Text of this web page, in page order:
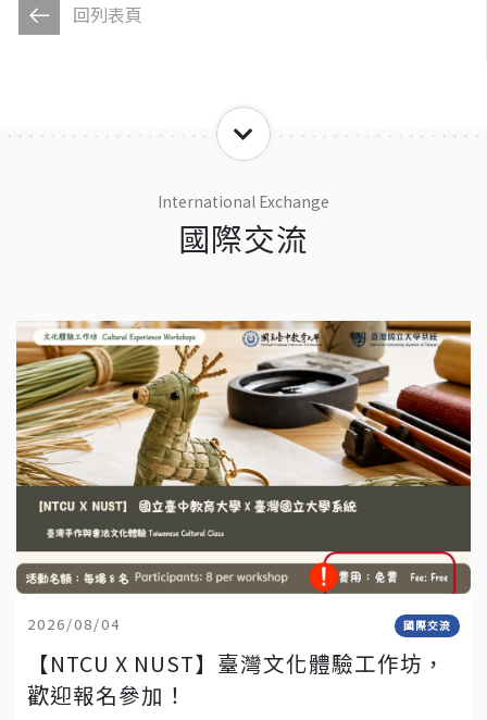
回列表頁
International Exchange
國際交流
2026/08/04 國際交流
【NTCU X NUST】臺灣文化體驗工作坊，
歡迎報名參加！